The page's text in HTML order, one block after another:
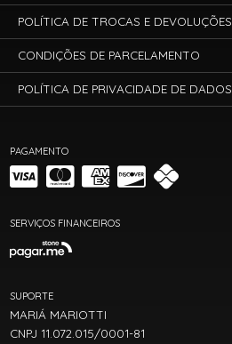
PAGAMENTO
SERVIÇOS FINANCEIROS
SUPORTE
MARIÁ MARIOTTI
CNPJ 11.072.015/0001-81
POLÍTICA DE TROCAS E DEVOLUÇÕES
CONDIÇÕES DE PARCELAMENTO
POLÍTICA DE PRIVACIDADE DE DADOS